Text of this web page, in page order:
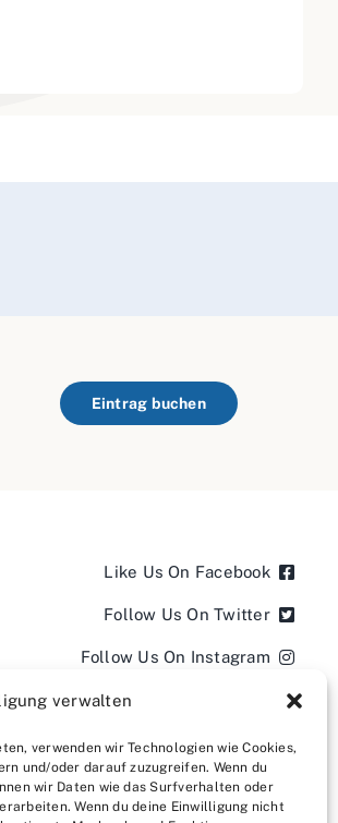
verwalten
verwenden wir Technologien wie Cookies,
und/oder darauf zuzugreifen. Wenn du
wir Daten wie das Surfverhalten oder
Wenn du deine Einwilligung nicht
Eintrag buchen
Like Us On Facebook
Follow Us On Twitter
Follow Us On Instagram
Follow Us On LinkedIn
Follow us on YouTube
Follow us on Pinterest